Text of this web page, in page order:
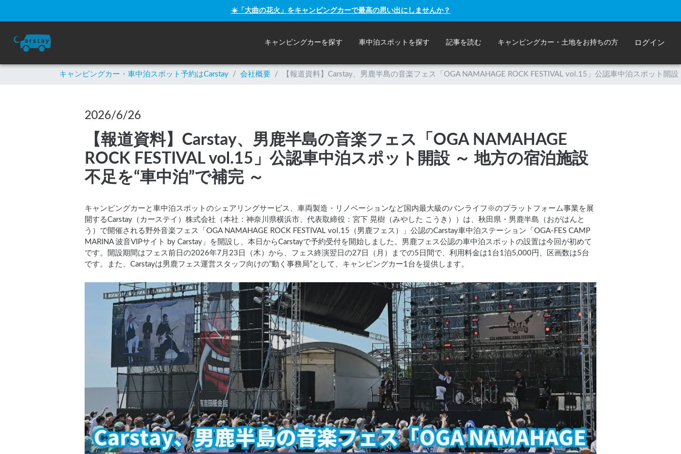
☀️「大曲の花火」をキャンピングカーで最高の思い出にしませんか？
キャンピングカーを探す 車中泊スポットを探す 記事を読む キャンピングカー・土地をお持ちの方 ログイン
キャンピングカー・車中泊スポット予約はCarstay / 会社概要 / 【報道資料】Carstay、男鹿半島の音楽フェス「OGA NAMAHAGE ROCK FESTIVAL vol.15」公認車中泊スポット開
2026/6/26
【報道資料】Carstay、男鹿半島の音楽フェス「OGA NAMAHAGE
ROCK FESTIVAL vol.15」公認車中泊スポット開設 ～ 地方の宿泊施設
不足を“車中泊”で補完 ～
キャンピングカーと車中泊スポットのシェアリングサービス、車両製造・リノベーションなど国内最大級のバンライフ※のプラットフォーム事業を展
開するCarstay（カーステイ）株式会社（本社：神奈川県横浜市、代表取締役：宮下 晃樹（みやした こうき））は、秋田県・男鹿半島（おがはんと
う）で開催される野外音楽フェス「OGA NAMAHAGE ROCK FESTIVAL vol.15（男鹿フェス）」公認のCarstay車中泊ステーション「OGA-FES CAMP
MARINA 波音VIPサイト by Carstay」を開設し、本日からCarstayで予約受付を開始しました。男鹿フェス公認の車中泊スポットの設置は今回が初めて
です。開設期間はフェス前日の2026年7月23日（木）から、フェス終演翌日の27日（月）までの5日間で、利用料金は1台1泊5,000円、区画数は5台
です。また、Carstayは男鹿フェス運営スタッフ向けの“動く事務局”として、キャンピングカー1台を提供します。